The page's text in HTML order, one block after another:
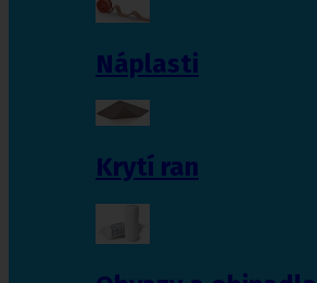
Náplasti
Krytí ran